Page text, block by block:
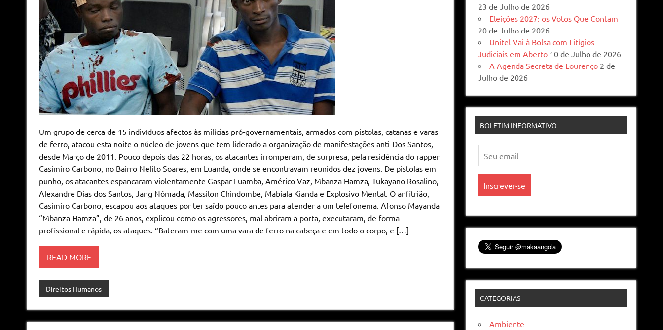
Um grupo de cerca de 15 indivíduos afectos às milícias pró-governamentais, armados com pistolas, catanas e varas
de ferro, atacou esta noite o núcleo de jovens que tem liderado a organização de manifestações anti-Dos Santos,
desde Março de 2011. Pouco depois das 22 horas, os atacantes irromperam, de surpresa, pela residência do rapper
Casimiro Carbono, no Bairro Nelito Soares, em Luanda, onde se encontravam reunidos dez jovens. De pistolas em
punho, os atacantes espancaram violentamente Gaspar Luamba, Américo Vaz, Mbanza Hamza, Tukayano Rosalino,
Alexandre Dias dos Santos, Jang Nómada, Massilon Chindombe, Mabiala Kianda e Explosivo Mental. O anfitrião,
Casimiro Carbono, escapou aos ataques por ter saído pouco antes para atender a um telefonema. Afonso Mayanda
“Mbanza Hamza”, de 26 anos, explicou como os agressores, mal abriram a porta, executaram, de forma
profissional e rápida, os ataques. “Bateram-me com uma vara de ferro na cabeça e em todo o corpo, e […]
READ MORE
Direitos Humanos
23 de Julho de 2026
Eleições 2027: os Votos Que Contam
20 de Julho de 2026
Unitel Vai à Bolsa com Litígios
Judiciais em Aberto 10 de Julho de 2026
A Agenda Secreta de Lourenço 2 de
Julho de 2026
BOLETIM INFORMATIVO
CATEGORIAS
Ambiente